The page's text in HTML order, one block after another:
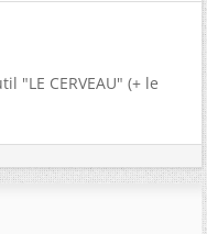
"LE CERVEAU" (+ le